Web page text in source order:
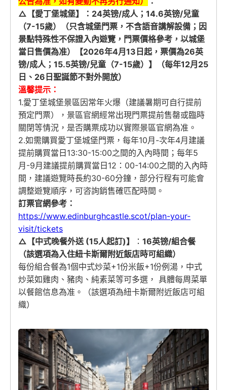
△【愛丁堡城堡】
：24英镑/成人；14.6英镑/兒童
（7-15歲）（只含城堡門票，不含語音講解設備；因
景點特殊性不保證入內遊覽，門票價格參考，以城堡
當日售價為准）【2026年4月13日起，票價為26英
镑/成人；15.5英镑/兒童（7-15歲）】（每年12月25
日、26日聖誕節不對外開放）
溫馨提示：
1.愛丁堡城堡景區因常年火爆（建議暑期可自行提前
預定門票），景區官網經常出現門票提前售罄或臨時
關閉等情況，是否購票成功以實際景區官網為准。
2.如需購買愛丁堡城堡門票，每年10月-次年4月建議
提前購買當日13:30-15:00之間的入內時間；每年5
月-9月建議提前購買當日12：00-14:00之間的入內時
間，建議遊覽時長約30-60分鐘，部分行程有可能會
調整遊覽順序，可咨詢銷售確匹配時間。
訂票官網參考：
https://www.edinburghcastle.scot/plan-your-
visit/tickets
△【中式晚餐外送 (15人起訂)】
： 16英镑/組合餐
（該選項為入住紐卡斯爾附近飯店時可組織）
每份組合餐為1個中式炒菜+1份米飯+1份例湯，中式
炒菜如雞肉、豬肉、純素菜等可多選， 具體每周菜單
以餐館信息為准。（該選項為紐卡斯爾附近飯店可組
織）